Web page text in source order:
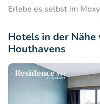
Erlebe es selbst im
Hotels in der
Houthavens